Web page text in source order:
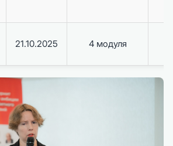
21.10.2025 4 модуля